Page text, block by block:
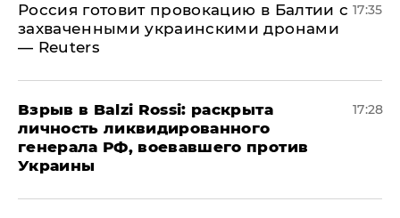
​Россия готовит провокацию в Балтии с
захваченными украинскими дронами
— Reuters
17:35
​Взрыв в Balzi Rossi: раскрыта
личность ликвидированного
генерала РФ, воевавшего против
Украины
17:28